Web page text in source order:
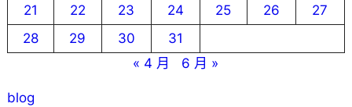
21
22 23 24 25 26
27
28
29 30
31
« 4 月
6 月 »
blog